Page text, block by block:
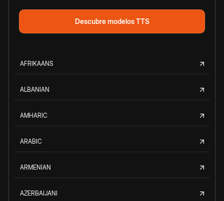
Descubre modelos TTS
AFRIKAANS
ALBANIAN
AMHARIC
ARABIC
ARMENIAN
AZERBAIJANI